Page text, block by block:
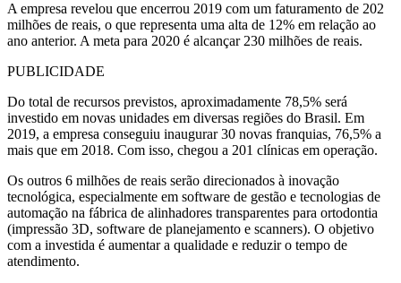
A empresa revelou que encerrou 2019 com um faturamento de 202
milhões de reais, o que representa uma alta de 12% em relação ao
ano anterior. A meta para 2020 é alcançar 230 milhões de reais.
PUBLICIDADE
Do total de recursos previstos, aproximadamente 78,5% será
investido em novas unidades em diversas regiões do Brasil. Em
2019, a empresa conseguiu inaugurar 30 novas franquias, 76,5% a
mais que em 2018. Com isso, chegou a 201 clínicas em operação.
Os outros 6 milhões de reais serão direcionados à inovação
tecnológica, especialmente em software de gestão e tecnologias de
automação na fábrica de alinhadores transparentes para ortodontia
(impressão 3D, software de planejamento e scanners). O objetivo
com a investida é aumentar a qualidade e reduzir o tempo de
atendimento.